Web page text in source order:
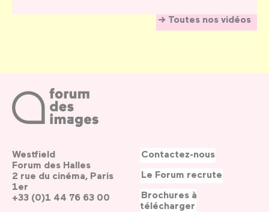
Toutes nos vidéos
Westfield
Forum des Halles
2 rue du cinéma, Paris
1er
+33 (0)1 44 76 63 00
Contactez-nous
Le Forum recrute
Brochures à
télécharger